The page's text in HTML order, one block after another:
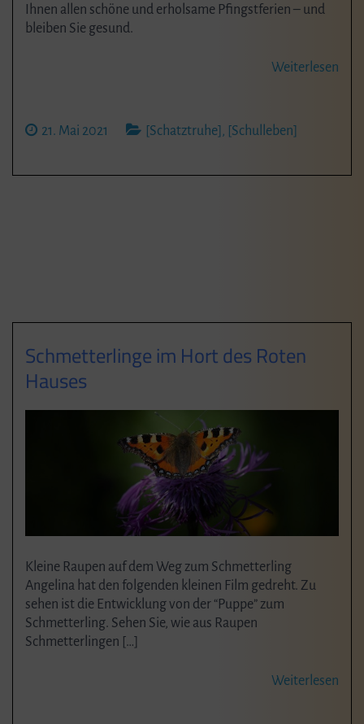
Ihnen allen schöne und erholsame Pfingstferien – und
bleiben Sie gesund.
Weiterlesen
21. Mai 2021 [Schatztruhe] , [Schulleben]
Schmetterlinge im Hort des Roten
Hauses
Kleine Raupen auf dem Weg zum Schmetterling
Angelina hat den folgenden kleinen Film gedreht. Zu
sehen ist die Entwicklung von der “Puppe” zum
Schmetterling. Sehen Sie, wie aus Raupen
Schmetterlingen […]
Weiterlesen